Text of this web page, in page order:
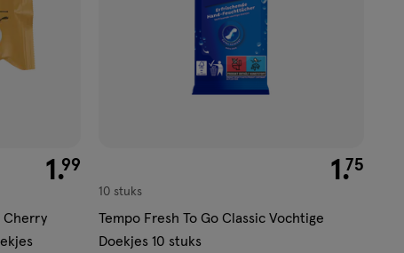
€ 1.99
1 .99
Cherry
€ 1.75
1 .75
10 stuks
Tempo Fresh To Go Classic Vochtige
Doekjes 10 stuks